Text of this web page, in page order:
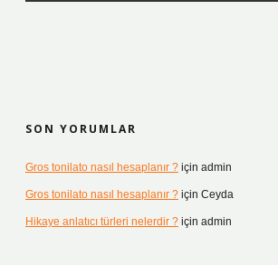
SON YORUMLAR
Gros tonilato nasıl hesaplanır ? için admin
Gros tonilato nasıl hesaplanır ? için Ceyda
Hikaye anlatıcı türleri nelerdir ? için admin